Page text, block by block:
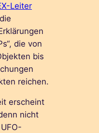
Leiter
die von
bis
reichen.
erscheint
nicht